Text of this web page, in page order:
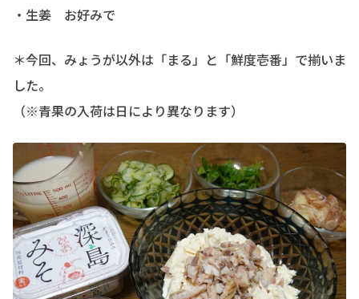
・生姜 お好みで
＊今回、みょうが以外は「まる」と「鮮度壱番」で揃いま
した。
（※青果の入荷は日により異なります）